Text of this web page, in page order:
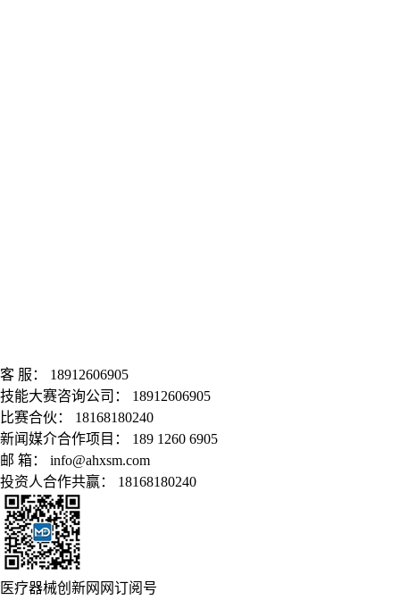
客 服： 18912606905
技能大赛咨询公司： 18912606905
比赛合伙： 18168180240
新闻媒介合作项目： 189 1260 6905
邮 箱： info@ahxsm.com
投资人合作共赢： 18168180240
医疗器械创新网网订阅号